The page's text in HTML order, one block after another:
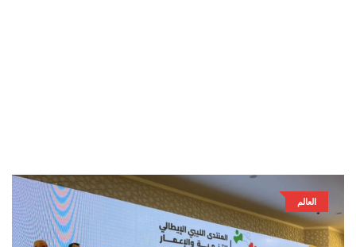
العالم